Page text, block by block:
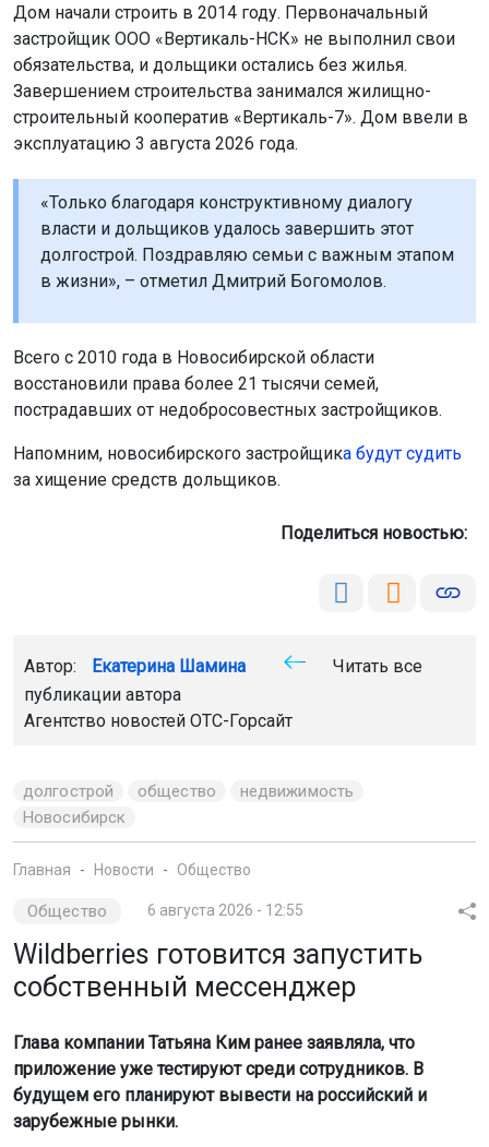
Дом начали строить в 2014 году. Первоначальный
застройщик ООО «Вертикаль-НСК» не выполнил свои
обязательства, и дольщики остались без жилья.
Завершением строительства занимался жилищно-
строительный кооператив «Вертикаль-7». Дом ввели в
эксплуатацию 3 августа 2026 года.
«Только благодаря конструктивному диалогу
власти и дольщиков удалось завершить этот
долгострой. Поздравляю семьи с важным этапом
в жизни», – отметил Дмитрий Богомолов.
Всего с 2010 года в Новосибирской области
восстановили права более 21 тысячи семей,
пострадавших от недобросовестных застройщиков.
Напомним, новосибирского застройщика будут судить
за хищение средств дольщиков.
Поделиться новостью:
Автор: Екатерина Шамина
Читать все
публикации автора
Агентство новостей ОТС-Горсайт
долгострой общество
недвижимость
Новосибирск
Главная Новости Общество
Общество 6 августа 2026 - 12:55
Wildberries готовится запустить
собственный мессенджер
Глава компании Татьяна Ким ранее заявляла, что
приложение уже тестируют среди сотрудников. В
будущем его планируют вывести на российский и
зарубежные рынки.